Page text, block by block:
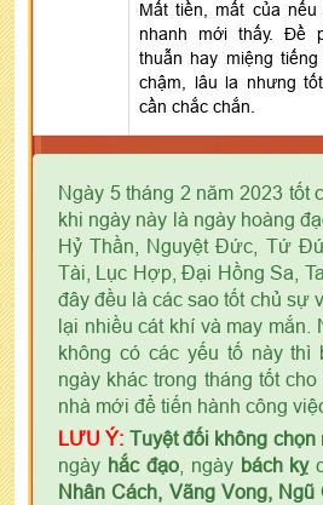
Mất tiền, mất của
nhanh mới thấy. Đề
thuẫn hay miệng
chậm, lâu la nhưng
cần chắc chắn.
Ngày 5 tháng 2 năm 2023 tốt
khi ngày này là ngày hoàng
Hỷ Thần, Nguyệt Đức, Tứ
Tài, Lục Hợp, Đại Hồng Sa,
đây đều là các sao tốt chủ sự
lại nhiều cát khí và may mắn.
không có các yếu tố này thì
ngày khác trong tháng tốt
nhà mới để tiến hành công
LƯU Ý: Tuyệt đối không chọn
ngày hắc đạo, ngày bách kỵ
Nhân Cách, Vãng Vong, Ngũ